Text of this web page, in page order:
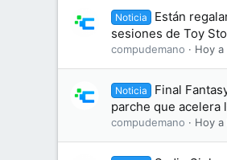
Noticia
Están
sesiones de Toy
compudemano Hoy a
Noticia
Final
parche que acelera
compudemano Hoy a